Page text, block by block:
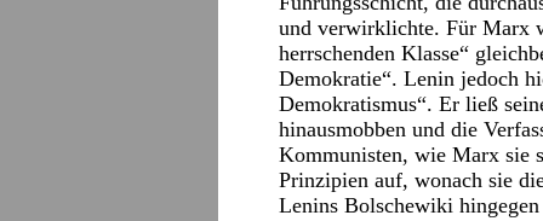
und verwirklichte. Für Marx
herrschenden Klasse“
Demokratie“. Lenin jedoch
Demokratismus“. Er ließ
hinausmobben und die
Kommunisten, wie Marx sie
Prinzipien auf, wonach sie
Lenins Bolschewiki